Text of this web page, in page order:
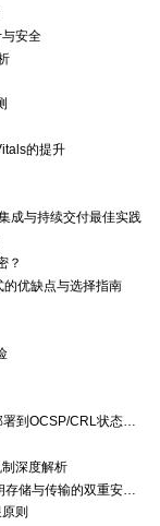
安全
的提升
成与持续交付最佳实践
？
优缺点与选择指南
漏洞修复后SSL证书有效性验证：从Heartbleed补丁部署到OCSP/CRL状态检查的全链路确认方法
深度解析
则